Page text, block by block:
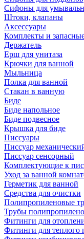
Сифоны для
Штоки, клапаны
Аксессуары
Комплекты и
Держатель
Ерш для унитаза
Крючки для ванной
Мыльница
Полка для ванной
Стакан в ванную
Биде
Биде напольное
Биде подвесное
Крышка для биде
Писсуары
Писсуар
Писсуар сенсорный
Комплектующие к
Уход за ванной
Герметик для ванной
Средства для очистки
Полипропиленовые
Трубы
Фитинги для
Фитинги для теплого